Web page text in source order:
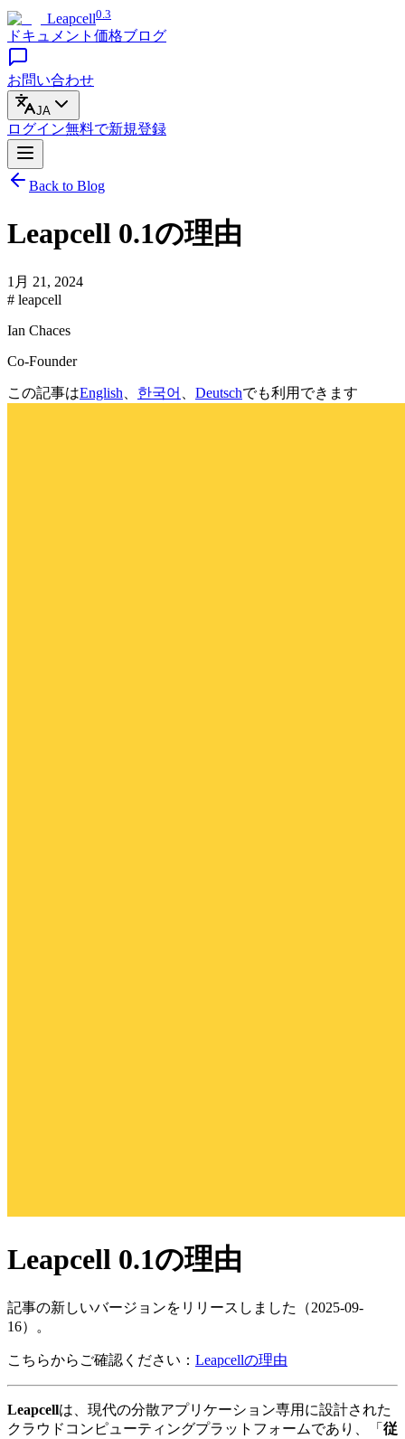
Leapcell0.3
ドキュメント 価格ブログ
お問い合わせ
JA
ログイン無料で新規登録
Back to Blog
Leapcell 0.1の理由
1月 21, 2024
# leapcell
Ian Chaces
Co-Founder
この記事はEnglish 한국어 Deutschでも利用できます
Leapcell 0.1の理由
記事の新しいバージョンをリリースしました（2025-09-
16）。
こちらからご確認ください： Leapcellの理由
Leapcellは、現代の分散アプリケーション専用に設計された
クラウドコンピューティングプラットフォームであり、「 従